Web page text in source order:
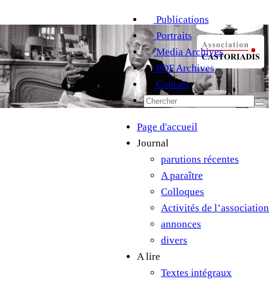
Publications
Portraits
Media Archives
PDF Archives
Contact
Page d'accueil
Journal
parutions récentes
A paraître
Colloques
Activités de l’association
annonces
divers
A lire
Textes intégraux